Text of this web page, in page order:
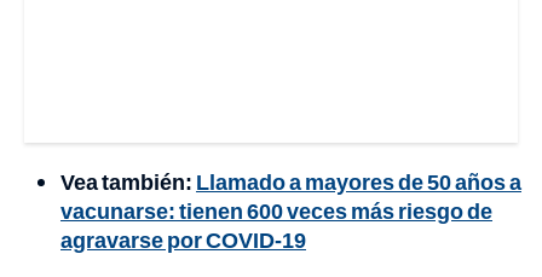
Vea también: Llamado a mayores de 50 años a
vacunarse: tienen 600 veces más riesgo de
agravarse por COVID-19